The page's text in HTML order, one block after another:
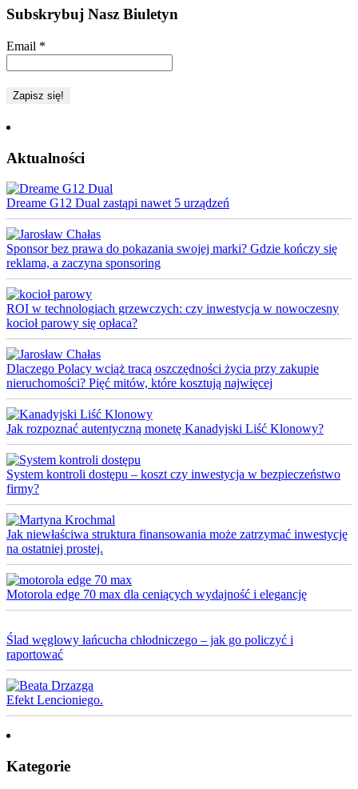
Subskrybuj Nasz Biuletyn
Email *
Aktualności
Dreame G12 Dual zastąpi nawet 5 urządzeń
Sponsor bez prawa do pokazania swojej marki? Gdzie kończy się
reklama, a zaczyna sponsoring
ROI w technologiach grzewczych: czy inwestycja w nowoczesny
kocioł parowy się opłaca?
Dlaczego Polacy wciąż tracą oszczędności życia przy zakupie
nieruchomości? Pięć mitów, które kosztują najwięcej
Jak rozpoznać autentyczną monetę Kanadyjski Liść Klonowy?
System kontroli dostępu – koszt czy inwestycja w bezpieczeństwo
firmy?
Jak niewłaściwa struktura finansowania może zatrzymać inwestycję
na ostatniej prostej.
Motorola edge 70 max dla ceniących wydajność i elegancję
Ślad węglowy łańcucha chłodniczego – jak go policzyć i
raportować
Efekt Lencioniego.
Kategorie